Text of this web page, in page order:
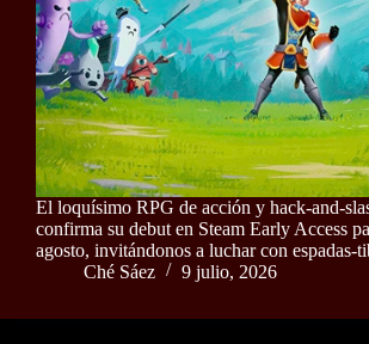
El loquísimo RPG de acción y hack-and-
confirma su debut en Steam Early Access
agosto, invitándonos a luchar con espadas-
Ché Sáez
9 julio, 2026